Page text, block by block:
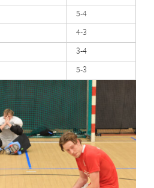
5-4
4-3
3-4
5-3